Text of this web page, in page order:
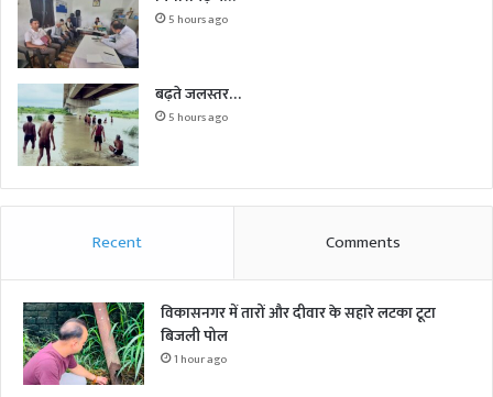
5 hours ago
बढ़ते जलस्तर…
5 hours ago
Recent Comments
विकासनगर में तारों और दीवार के सहारे लटका टूटा
बिजली पोल
1 hour ago